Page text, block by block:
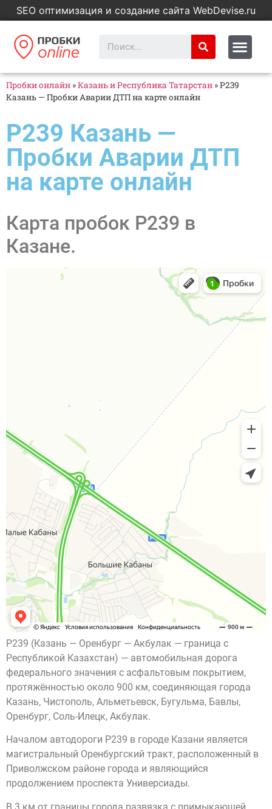
SEO оптимизация и создание сайта WebDevise.ru
Пробки онлайн »Казань и Республика Татарстан »Р239
Казань — Пробки Аварии ДТП на карте онлайн
Р239 Казань —
Пробки Аварии ДТП
на карте онлайн
Карта пробок Р239 в
Казане.
Р239 (Казань — Оренбург — Акбулак — граница с
Республикой Казахстан) — автомобильная дорога
федерального значения с асфальтовым покрытием,
протяжённостью около 900 км, соединяющая города
Казань, Чистополь, Альметьевск, Бугульма, Бавлы,
Оренбург, Соль-Илецк, Акбулак.
Началом автодороги Р239 в городе Казани является
магистральный Оренбургский тракт, расположенный в
Приволжском районе города и являющийся
продолжением проспекта Универсиады.